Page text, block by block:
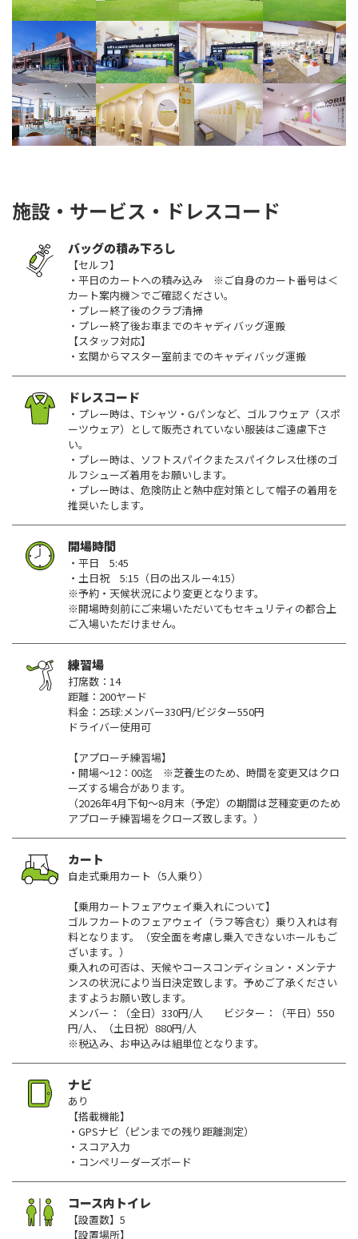
施設・サービス・ドレスコード
バッグの積み下ろし
【セルフ】
・平日のカートへの積み込み ※ご自身のカート番号は＜
カート案内機＞でご確認ください。
・プレー終了後のクラブ清掃
・プレー終了後お車までのキャディバッグ運搬
【スタッフ対応】
・玄関からマスター室前までのキャディバッグ運搬
ドレスコード
・プレー時は、Tシャツ・Gパンなど、ゴルフウェア（スポ
ーツウェア）として販売されていない服装はご遠慮下さ
い。
・プレー時は、ソフトスパイクまたスパイクレス仕様のゴ
ルフシューズ着用をお願いします。
・プレー時は、危険防止と熱中症対策として帽子の着用を
推奨いたします。
開場時間
・平日 5:45
・土日祝 5:15（日の出スルー4:15）
※予約・天候状況により変更となります。
※開場時刻前にご来場いただいてもセキュリティの都合上
ご入場いただけません。
練習場
打席数：14
距離：200ヤード
料金：25球:メンバー330円/ビジター550円
ドライバー使用可
【アプローチ練習場】
・開場～12：00迄 ※芝養生のため、時間を変更又はクロ
ーズする場合があります。
（2026年4月下旬～8月末（予定）の期間は芝種変更のため
アプローチ練習場をクローズ致します。）
カート
自走式乗用カート（5人乗り）
【乗用カートフェアウェイ乗入れについて】
ゴルフカートのフェアウェイ（ラフ等含む）乗り入れは有
料となります。（安全面を考慮し乗入できないホールもご
ざいます。）
乗入れの可否は、天候やコースコンディション・メンテナ
ンスの状況により当日決定致します。予めご了承ください
ますようお願い致します。
メンバー：（全日）330円/人 ビジター：（平日）550
円/人、（土日祝）880円/人
※税込み、お申込みは組単位となります。
ナビ
あり
【搭載機能】
・GPSナビ（ピンまでの残り距離測定）
・スコア入力
・コンペリーダーズボード
コース内トイレ
【設置数】5
【設置場所】